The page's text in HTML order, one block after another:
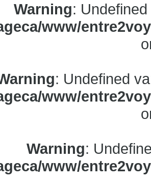
Warning:
www/
: Undefined
www/
Warning:
www/